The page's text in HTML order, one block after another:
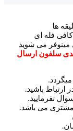
ها
فله ای
مینوفر می شوید
سلفون ارسال
ارتباط باشید.
نفرمایید.
مشتری می باشد.